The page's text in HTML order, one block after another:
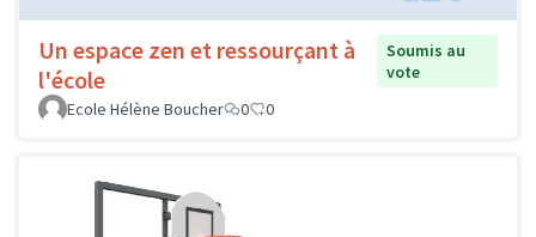
Un espace zen et ressourçant à
l'école
Soumis au
vote
Ecole Hélène Boucher
0 0